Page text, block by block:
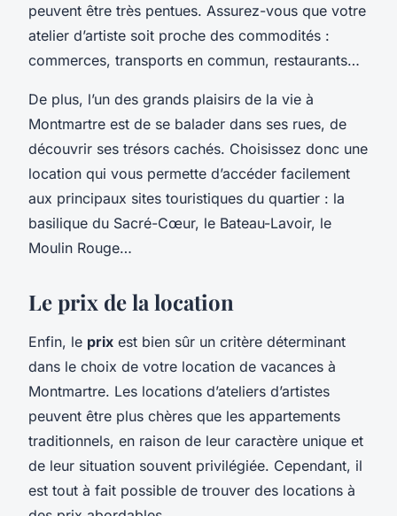
peuvent être très pentues. Assurez-vous que votre
atelier d’artiste soit proche des commodités :
commerces, transports en commun, restaurants…
De plus, l’un des grands plaisirs de la vie à
Montmartre est de se balader dans ses rues, de
découvrir ses trésors cachés. Choisissez donc une
location qui vous permette d’accéder facilement
aux principaux sites touristiques du quartier : la
basilique du Sacré-Cœur, le Bateau-Lavoir, le
Moulin Rouge…
Le prix de la location
Enfin, le prix est bien sûr un critère déterminant
dans le choix de votre location de vacances à
Montmartre. Les locations d’ateliers d’artistes
peuvent être plus chères que les appartements
traditionnels, en raison de leur caractère unique et
de leur situation souvent privilégiée. Cependant, il
est tout à fait possible de trouver des locations à